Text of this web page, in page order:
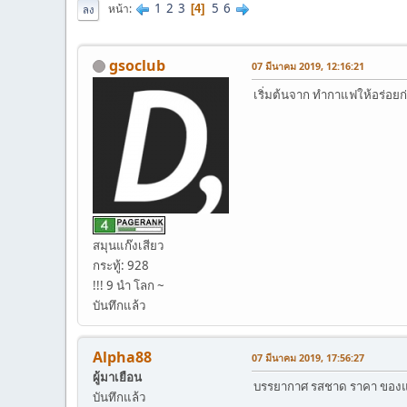
ลง หน้า 1 2 3 4 5 6
gsoclub
สมุนแก๊งเสียว
กระทู้: 928
!!! 9 นำ โลก ~
บันทึกแล้ว
07 มีนาคม 2019, 12:16:21
เริ่มต้นจาก ทำกาแฟให้อร่อ
Alpha88
ผู้มาเยือน
บันทึกแล้ว
07 มีนาคม 2019, 17:56:27
บรรยากาศ รสชาด ราคา ขอ